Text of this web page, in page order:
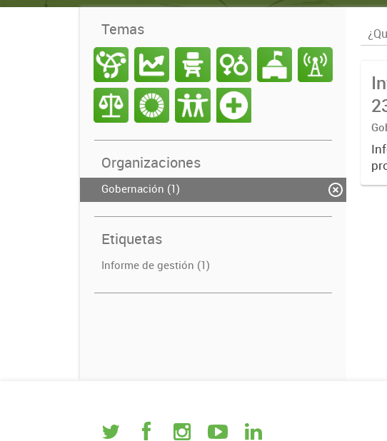
Temas
Organizaciones
Gobernación (1)
Etiquetas
Informe de gestión (1)